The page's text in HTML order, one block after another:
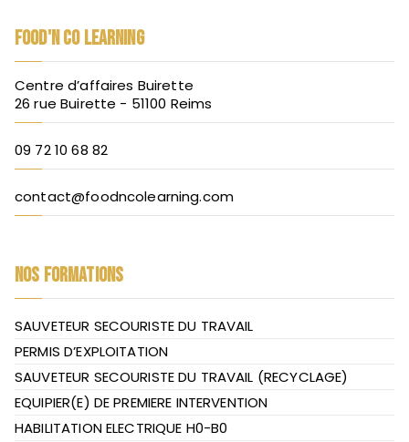
FOOD'N CO LEARNING
Centre d’affaires Buirette
26 rue Buirette - 51100 Reims
09 72 10 68 82
contact@foodncolearning.com
NOS FORMATIONS
SAUVETEUR SECOURISTE DU TRAVAIL
PERMIS D’EXPLOITATION
SAUVETEUR SECOURISTE DU TRAVAIL (RECYCLAGE)
EQUIPIER(E) DE PREMIERE INTERVENTION
HABILITATION ELECTRIQUE H0-B0